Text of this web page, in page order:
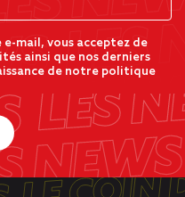
mail, vous acceptez de
ainsi que nos derniers
de notre politique